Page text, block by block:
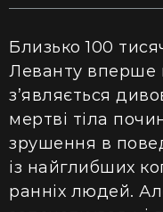
Близько 100
Леванту вперше
з’являється
мертві тіла
зрушення в
із найглибших
ранніх людей.